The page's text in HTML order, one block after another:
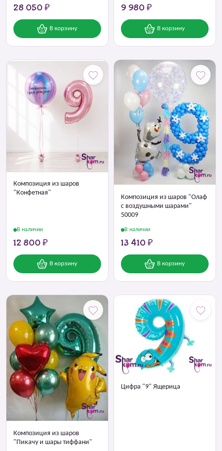
28 050 ₽
В корзину
9 980 ₽
В корзину
Композиция из шаров
"Конфетная"
В наличии
12 800 ₽
В корзину
Композиция из шаров "Олаф
с воздушными шарами"
50009
В наличии
13 410 ₽
В корзину
Композиция из шаров
"Пикачу и шары тиффани"
Цифра "9" Ящерица